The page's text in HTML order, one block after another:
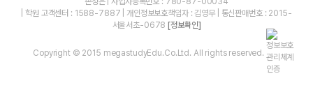
| 학원 고객센터 : 1588-7887 | 개인정보보호책임자 : 김영무 | 통신판매번호 : 2015-
서울서초-0678[정보확인]
Copyright © 2015 megastudyEdu.Co.Ltd. All rights reserved.